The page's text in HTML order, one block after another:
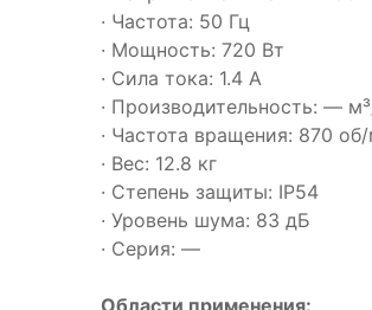
· Частота: 50 Гц
· Мощность: 720 Вт
· Сила тока: 1.4 А
· Производительность: —
· Частота вращения: 870
· Вес: 12.8 кг
· Степень защиты: IP54
· Уровень шума: 83 дБ
· Серия: —
Области применения: